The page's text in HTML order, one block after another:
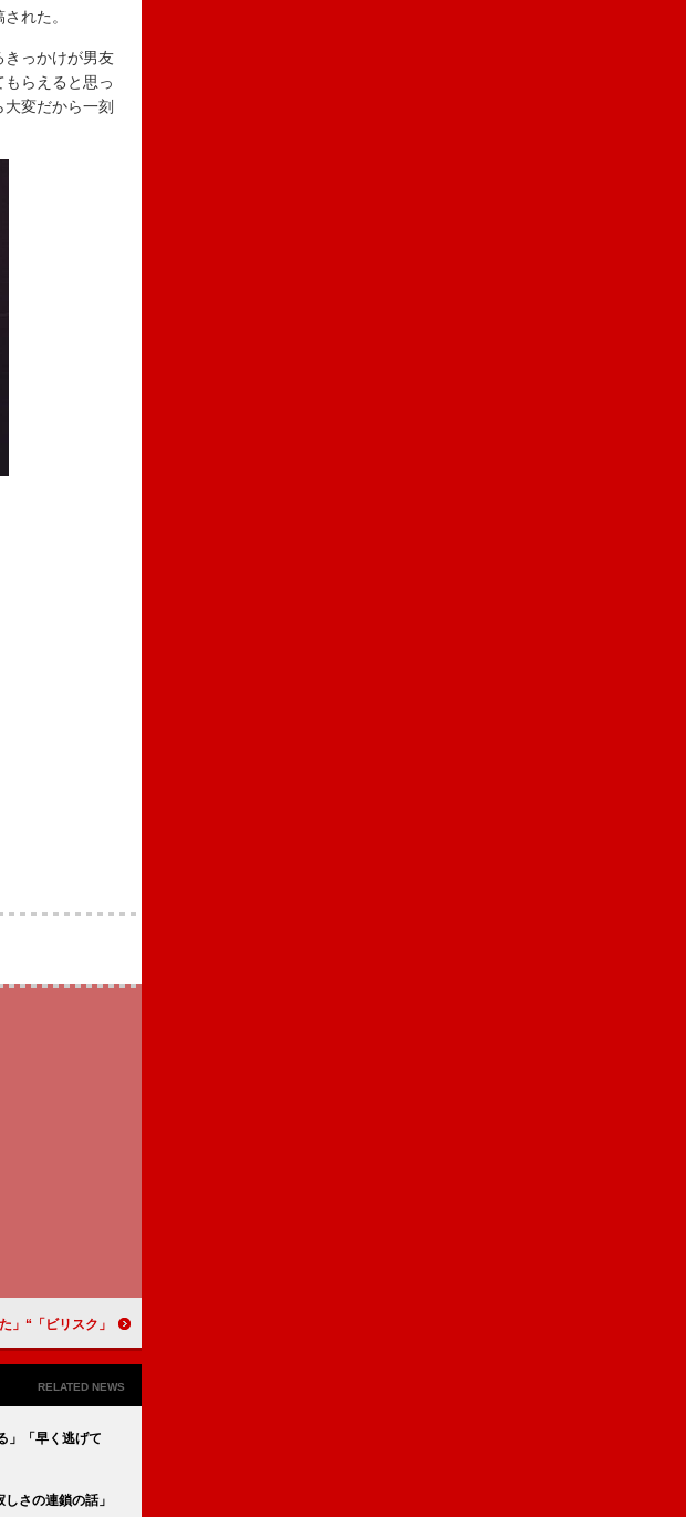
れた。
っかけが男友
らえると思っ
変だから一刻
「ビリスク」“加賀美”山田涼介がスクールカースト問題を痛快解決 「こんな先生がいたら面白い」「“紺野”松田元太の演技で泣いた」
RELATED NEWS
」「早く逃げて
さの連鎖の話」